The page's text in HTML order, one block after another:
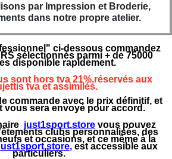
par Impression et Broderie,
dans notre propre atelier.
ci-dessous commandez
sélectionnés parmi + de 75000
disponible rapidement.
sont hors tva 21%,réservés aux
tva et assimilés.
commande avec le prix définitif, et
vous sera envoyé pour accord.
just1sport.store vous pouvez
clubs personnalisés, des
et occasions, et ce même à la
,est accessible aux
particuliers.